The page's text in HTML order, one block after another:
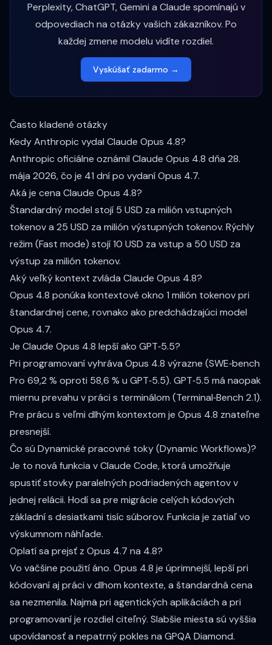
Perplexity, ChatGPT, Gemini a Claude spomínajú v
odpovediach na otázky vašich zákazníkov. Po
každej zmene modelu vidíte rozdiel.
Vyskúšať zadarmo →
Často kladené otázky
Kedy Anthropic vydal Claude Opus 4.8?
Anthropic oficiálne oznámil Claude Opus 4.8 dňa 28.
mája 2026, čo je 41 dní po vydaní Opus 4.7.
Aká je cena Claude Opus 4.8?
Štandardný model stojí 5 USD za milión vstupných
tokenov a 25 USD za milión výstupných tokenov. Rýchly
režim (Fast mode) stojí 10 USD za vstup a 50 USD za
výstup za milión tokenov.
Aký veľký kontext zvláda Claude Opus 4.8?
Opus 4.8 ponúka kontextové okno 1 milión tokenov pri
štandardnej cene, rovnako ako predchádzajúci model
Opus 4.7.
Je Claude Opus 4.8 lepší ako GPT‑5.5?
Pri programovaní vyhráva Opus 4.8 výrazne (SWE‑bench
Pro 69,2 % oproti 58,6 % u GPT‑5.5). GPT‑5.5 má naopak
miernu prevahu v práci s terminálom (Terminal‑Bench 2.1).
Pre prácu s veľmi dlhým kontextom je Opus 4.8 znateľne
presnejší.
Čo sú Dynamické pracovné toky (Dynamic Workflows)?
Je to nová funkcia v Claude Code, ktorá umožňuje
spustiť stovky paralelných podriadených agentov v
jednej relácii. Hodí sa pre migrácie celých kódových
základní s desiatkami tisíc súborov. Funkcia je zatiaľ vo
výskumnom náhľade.
Oplatí sa prejsť z Opus 4.7 na 4.8?
Vo väčšine použití áno. Opus 4.8 je úprimnejší, lepší pri
kódovaní aj práci v dlhom kontexte, a štandardná cena
sa nezmenila. Najmä pri agentických aplikáciách a pri
programovaní je rozdiel citeľný. Slabšie miesta sú vyššia
upovídanosť a nepatrný pokles na GPQA Diamond.